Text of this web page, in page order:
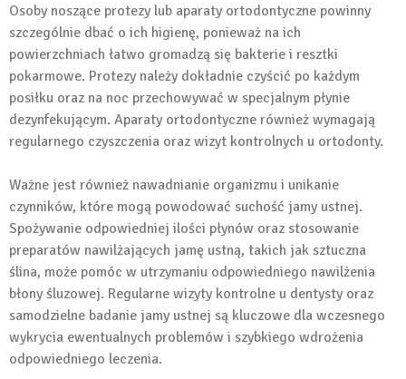
Osoby noszące protezy lub aparaty ortodontyczne powinny
szczególnie dbać o ich higienę, ponieważ na ich
powierzchniach łatwo gromadzą się bakterie i resztki
pokarmowe. Protezy należy dokładnie czyścić po każdym
posiłku oraz na noc przechowywać w specjalnym płynie
dezynfekującym. Aparaty ortodontyczne również wymagają
regularnego czyszczenia oraz wizyt kontrolnych u ortodonty.
Ważne jest również nawadnianie organizmu i unikanie
czynników, które mogą powodować suchość jamy ustnej.
Spożywanie odpowiedniej ilości płynów oraz stosowanie
preparatów nawilżających jamę ustną, takich jak sztuczna
ślina, może pomóc w utrzymaniu odpowiedniego nawilżenia
błony śluzowej. Regularne wizyty kontrolne u dentysty oraz
samodzielne badanie jamy ustnej są kluczowe dla wczesnego
wykrycia ewentualnych problemów i szybkiego wdrożenia
odpowiedniego leczenia.